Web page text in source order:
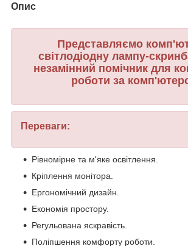
Опис
Представляємо
світлодіодну лампу-
незамінний помічник для
роботи за
Переваги:
Рівномірне та м'яке освітлення.
Кріплення монітора.
Ергономічний дизайн.
Економія простору.
Регульована яскравість.
Поліпшення комфорту роботи.